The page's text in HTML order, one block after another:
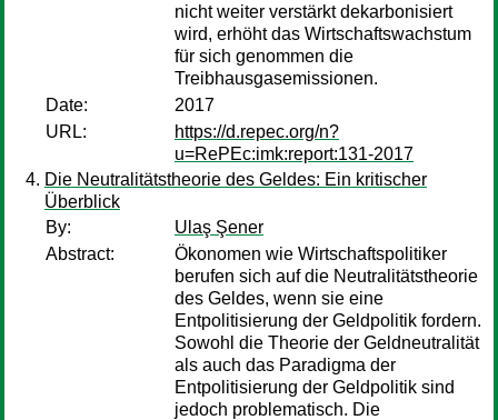
nicht weiter verstärkt dekarbonisiert
wird, erhöht das Wirtschaftswachstum
für sich genommen die
Treibhausgasemissionen.
Date:
2017
URL:
https://d.repec.org/n?
u=RePEc:imk:report:131-2017
Die Neutralitätstheorie des Geldes: Ein kritischer
Überblick
By:
Ulaş Şener
Abstract:
Ökonomen wie Wirtschaftspolitiker
berufen sich auf die Neutralitätstheorie
des Geldes, wenn sie eine
Entpolitisierung der Geldpolitik fordern.
Sowohl die Theorie der Geldneutralität
als auch das Paradigma der
Entpolitisierung der Geldpolitik sind
jedoch problematisch. Die